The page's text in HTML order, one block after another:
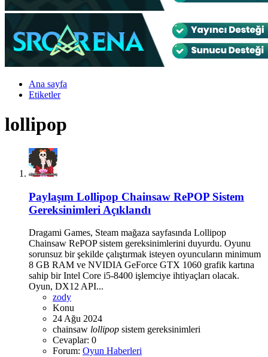
Ana sayfa
Etiketler
lollipop
Paylaşım Lollipop Chainsaw RePOP Sistem
Gereksinimleri Açıklandı
Dragami Games, Steam mağaza sayfasında Lollipop
Chainsaw RePOP sistem gereksinimlerini duyurdu. Oyunu
sorunsuz bir şekilde çalıştırmak isteyen oyuncuların minimum
8 GB RAM ve NVIDIA GeForce GTX 1060 grafik kartına
sahip bir Intel Core i5-8400 işlemciye ihtiyaçları olacak.
Oyun, DX12 API...
zody
Konu
24 Ağu 2024
chainsaw lollipop sistem gereksinimleri
Cevaplar: 0
Forum: Oyun Haberleri